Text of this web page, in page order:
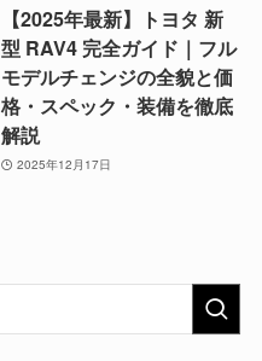
【2025年最新】トヨタ 新
型 RAV4 完全ガイド｜フル
モデルチェンジの全貌と価
格・スペック・装備を徹底
解説
2025年12月17日